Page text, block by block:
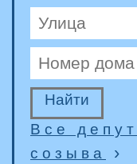
Все
созыва
›